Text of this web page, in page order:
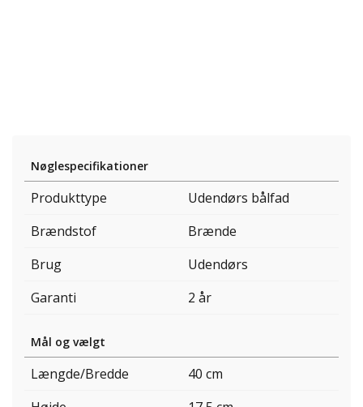
Nøglespecifikationer
Produkttype
Udendørs bålfad
Brændstof
Brænde
Brug
Udendørs
Garanti
2 år
Mål og vælgt
Længde/Bredde
40 cm